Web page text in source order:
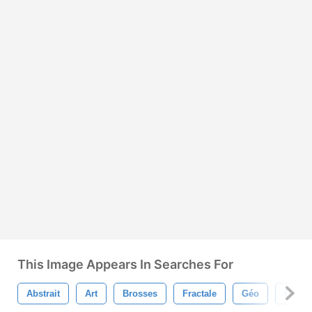
This Image Appears In Searches For
Abstrait Art Brosses Fractale Géo